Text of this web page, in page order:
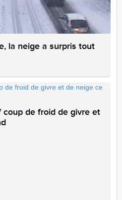
la neige a surpris tout
coup de froid de givre et